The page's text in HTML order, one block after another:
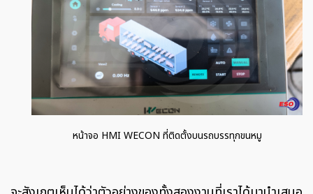
หน้าจอ HMI WECON ที่ติดตั้งบนรถบรรทุกขนหมู